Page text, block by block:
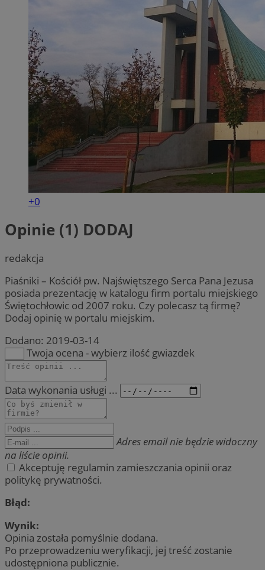
+0
Opinie (1) DODAJ
redakcja
Piaśniki – Kościół pw. Najświętszego Serca Pana Jezusa
posiada prezentację w katalogu firm portalu miejskiego
Świętochłowic od 2007 roku. Czy polecasz tą firmę?
Dodaj opinię w portalu miejskim.
Dodano: 2019-03-14
Twoja ocena - wybierz ilość gwiazdek
Data wykonania usługi ...
Adres email nie będzie widoczny
na liście opinii.
Akceptuję regulamin zamieszczania opinii oraz
politykę prywatności.
Błąd:
Wynik:
Opinia została pomyślnie dodana.
Po przeprowadzeniu weryfikacji, jej treść zostanie
udostępniona publicznie.